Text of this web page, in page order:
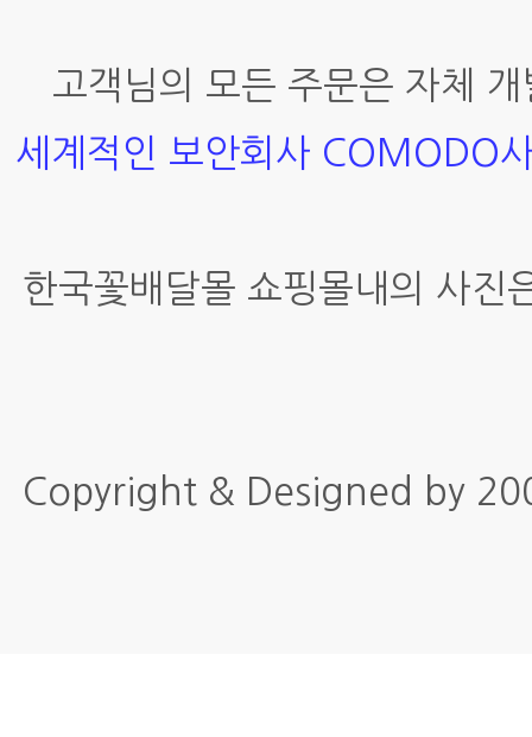
고객님의 모든 주문은 자체
세계적인 보안회사 COMODO
한국꽃배달몰 쇼핑몰내의 사진
Copyright & Designed by